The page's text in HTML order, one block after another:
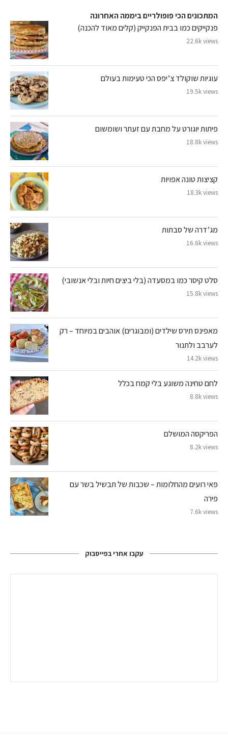
המתכונים הכי פופולריים ביממה האחרונה
פנקייקים כמו בבית הפנקייק (קלים מאוד להכנה)
22.6k views
עוגיות שוקולד צ’יפס הכי טעימות בעולם
19.5k views
פיתות יוגורט על מחבת עם זעתר ושומשום
18.8k views
קציצות טונה אפויות
18.3k views
מג’דרה של סבתות
16.6k views
סלט קיסר כמו במסעדה (בלי ביצים חיות ובלי אנשובי)
15.8k views
מאפינס תירס שילדים (ומבוגרים) אוהבים במיוחד – רק
לערבב ולתנור
14.2k views
לחם טחינה משוגע בלי קמח בכלל
8.8k views
הפריקסה המושלם
8.2k views
פאי רועים מהחלומות – שכבות של תבשיל בשר עם
פירה
7.6k views
עקבו אחרי בפייסבוק